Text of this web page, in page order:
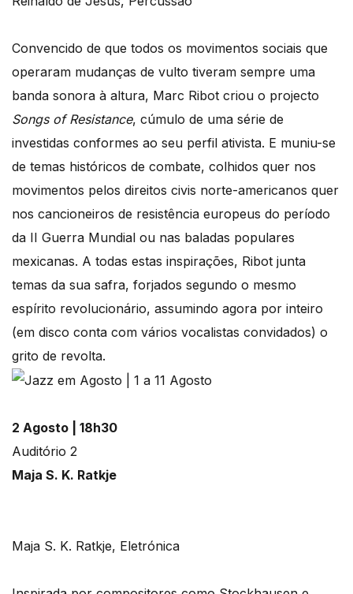
Convencido de que todos os movimentos sociais que
operaram mudanças de vulto tiveram sempre uma
banda sonora à altura, Marc Ribot criou o projecto
Songs of Resistance, cúmulo de uma série de
investidas conformes ao seu perfil ativista. E muniu-se
de temas históricos de combate, colhidos quer nos
movimentos pelos direitos civis norte-americanos quer
nos cancioneiros de resistência europeus do período
da II Guerra Mundial ou nas baladas populares
mexicanas. A todas estas inspirações, Ribot junta
temas da sua safra, forjados segundo o mesmo
espírito revolucionário, assumindo agora por inteiro
(em disco conta com vários vocalistas convidados) o
grito de revolta.
2 Agosto | 18h30
Auditório 2
Maja S. K. Ratkje
Maja S. K. Ratkje, Eletrónica